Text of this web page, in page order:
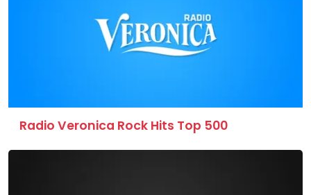
Radio Veronica Rock Hits Top 500